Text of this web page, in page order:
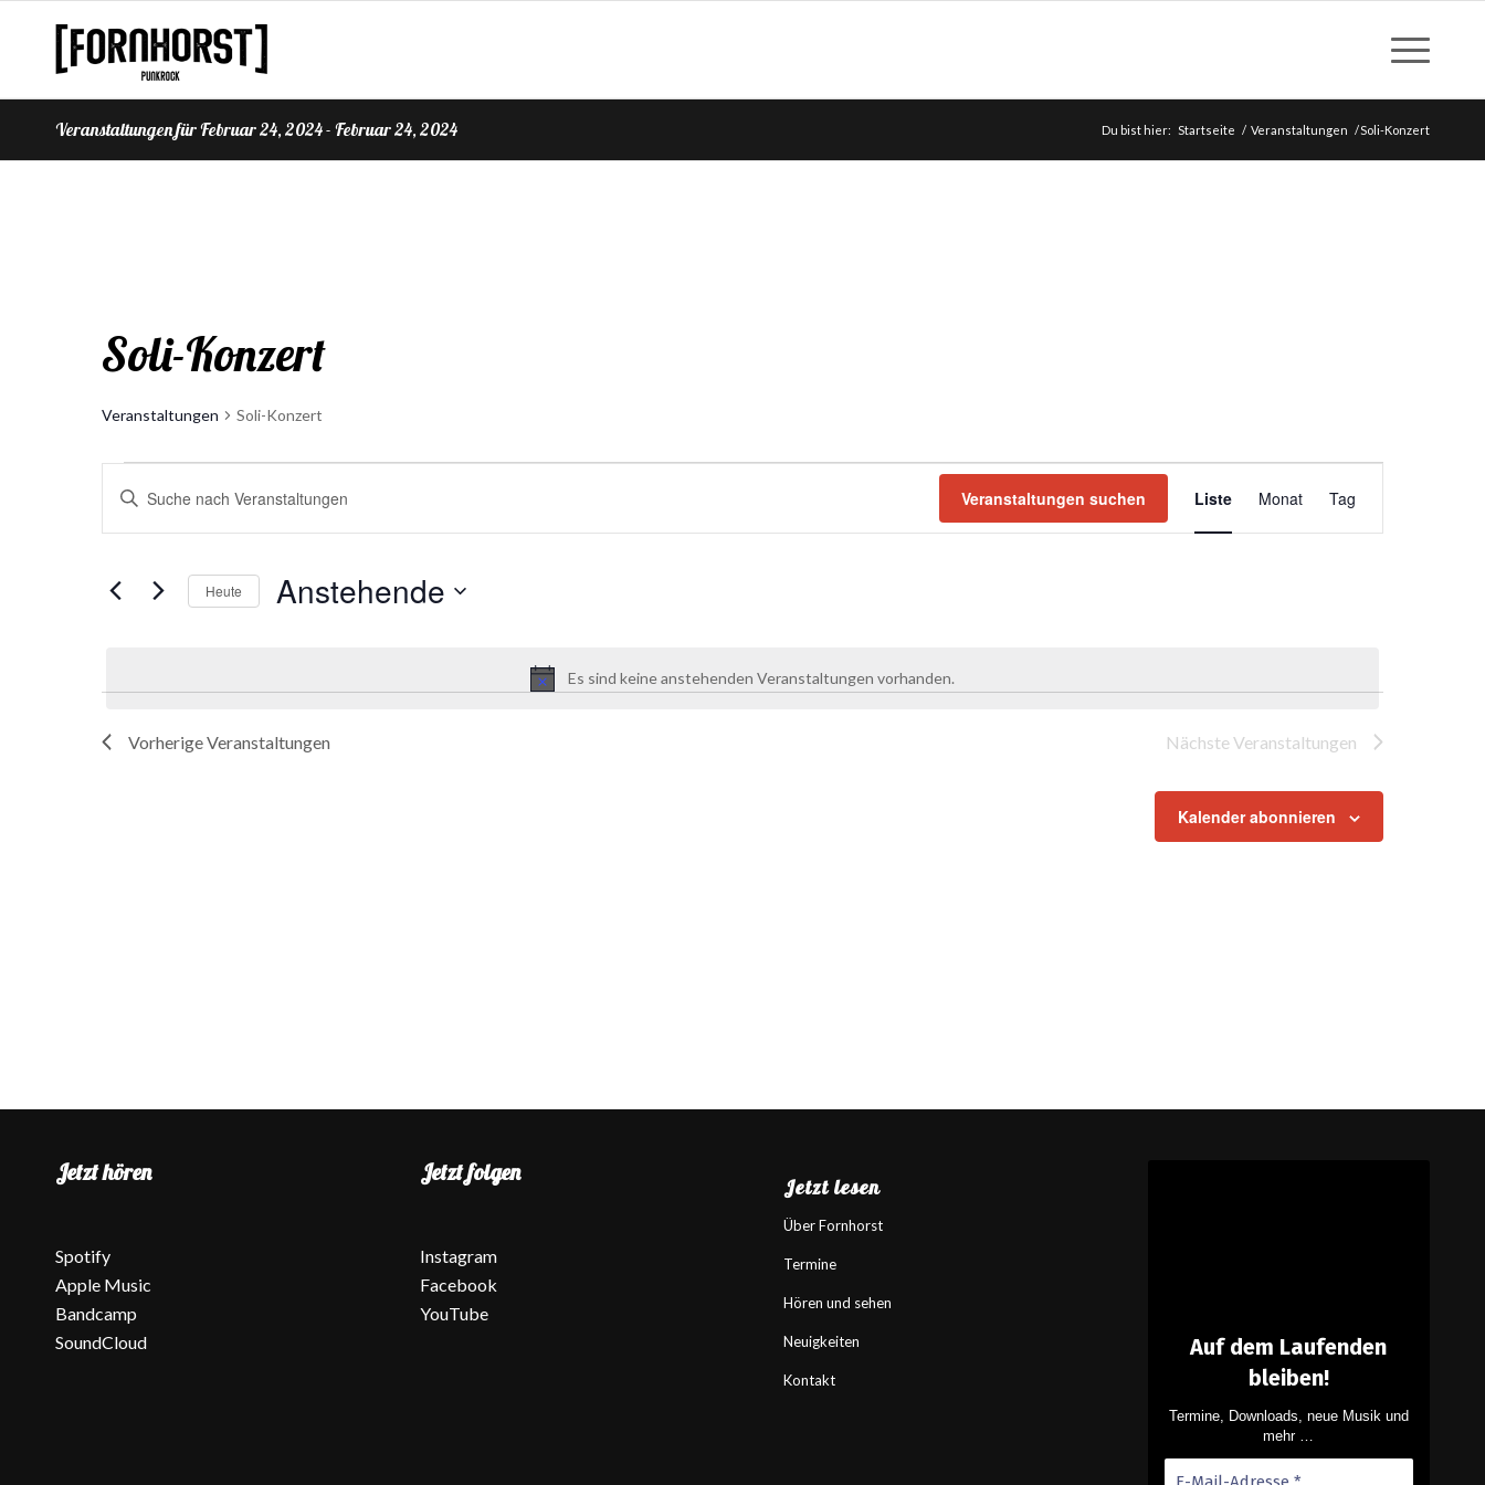
Veranstaltungen für Februar 24, 2024 - Februar 24, 2024 Du bist hier: Startseite / Veranstaltungen /Soli-Konzert
Soli-Konzert
Veranstaltungen Soli-Konzert
Hinweis
Es sind keine anstehenden Veranstaltungen vorhanden.
Veranstaltungen
Suche
und
Ansichten,
Navigation
Bitte
Suche
nach
Veranstaltungen suchen
Ansichten-
Liste Monat Tag
Heute Anstehende
VorherigeVeranstaltungen NächsteVeranstaltungen
Kalender abonnieren
Jetzt hören
Spotify
Apple Music
Bandcamp
SoundCloud
Jetzt folgen
Instagram
Facebook
YouTube
Jetzt lesen
Über Fornhorst
Termine
Hören und sehen
Neuigkeiten
Kontakt
Auf dem Laufenden
bleiben!
Termine, Downloads, neue Musik und
mehr …